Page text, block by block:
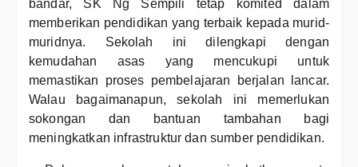
bandar, SK Ng Sempili tetap komited dalam
memberikan pendidikan yang terbaik kepada murid-
muridnya. Sekolah ini dilengkapi dengan
kemudahan asas yang mencukupi untuk
memastikan proses pembelajaran berjalan lancar.
Walau bagaimanapun, sekolah ini memerlukan
sokongan dan bantuan tambahan bagi
meningkatkan infrastruktur dan sumber pendidikan.